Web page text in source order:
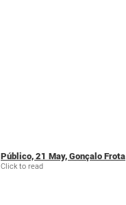
Público, 21 May, Gonçalo Frota
Click to read